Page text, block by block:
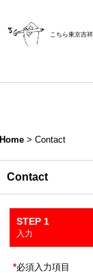
こちら東京吉
Home > Contact
Contact
STEP 1
入力
*必須入力項目